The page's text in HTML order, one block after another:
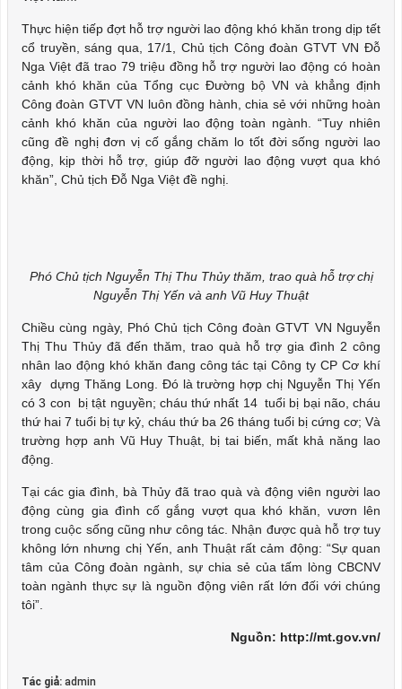
Thực hiện tiếp đợt hỗ trợ người lao động khó khăn trong dịp tết
cổ truyền, sáng qua, 17/1, Chủ tịch Công đoàn GTVT VN Đỗ
Nga Việt đã trao 79 triệu đồng hỗ trợ người lao động có hoàn
cảnh khó khăn của Tổng cục Đường bộ VN và khẳng định
Công đoàn GTVT VN luôn đồng hành, chia sẻ với những hoàn
cảnh khó khăn của người lao động toàn ngành. “Tuy nhiên
cũng đề nghị đơn vị cố gắng chăm lo tốt đời sống người lao
động, kịp thời hỗ trợ, giúp đỡ người lao động vượt qua khó
khăn”, Chủ tịch Đỗ Nga Việt đề nghị.
Phó Chủ tịch Nguyễn Thị Thu Thủy thăm, trao quà hỗ trợ chị
Nguyễn Thị Yến và anh Vũ Huy Thuật
Chiều cùng ngày, Phó Chủ tịch Công đoàn GTVT VN Nguyễn
Thị Thu Thủy đã đến thăm, trao quà hỗ trợ gia đình 2 công
nhân lao động khó khăn đang công tác tại Công ty CP Cơ khí
xây dựng Thăng Long. Đó là trường hợp chị Nguyễn Thị Yến
có 3 con bị tật nguyền; cháu thứ nhất 14 tuổi bị bại não, cháu
thứ hai 7 tuổi bị tự kỷ, cháu thứ ba 26 tháng tuổi bị cứng cơ; Và
trường hợp anh Vũ Huy Thuật, bị tai biến, mất khả năng lao
động.
Tại các gia đình, bà Thủy đã trao quà và động viên người lao
động cùng gia đình cố gắng vượt qua khó khăn, vươn lên
trong cuộc sống cũng như công tác. Nhận được quà hỗ trợ tuy
không lớn nhưng chị Yến, anh Thuật rất cảm động: “Sự quan
tâm của Công đoàn ngành, sự chia sẻ của tấm lòng CBCNV
toàn ngành thực sự là nguồn động viên rất lớn đối với chúng
tôi”.
Nguồn: http://mt.gov.vn/
Tác giả: admin